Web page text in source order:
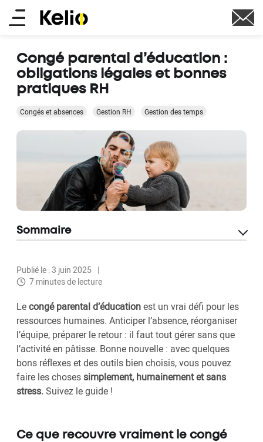
Aller
auMain
Congé parental d’éducation :
obligations légales et bonnes
pratiques RH
Congés et absences Gestion RH Gestion des temps
Publié le : 3 juin 2025
7 minutes de lecture
Lecongé parental d’éducationest un vrai défi pour les
ressources humaines. Anticiper l’absence, réorganiser
l’équipe, préparer le retour : il faut tout gérer sans que
l’activité en pâtisse. Bonne nouvelle : avec quelques
bons réflexes et des outils bien choisis, vous pouvez
faire les choses simplement, humainement et sans
stress.Suivez le guide !
Ce que recouvre vraiment le congé
Sommaire